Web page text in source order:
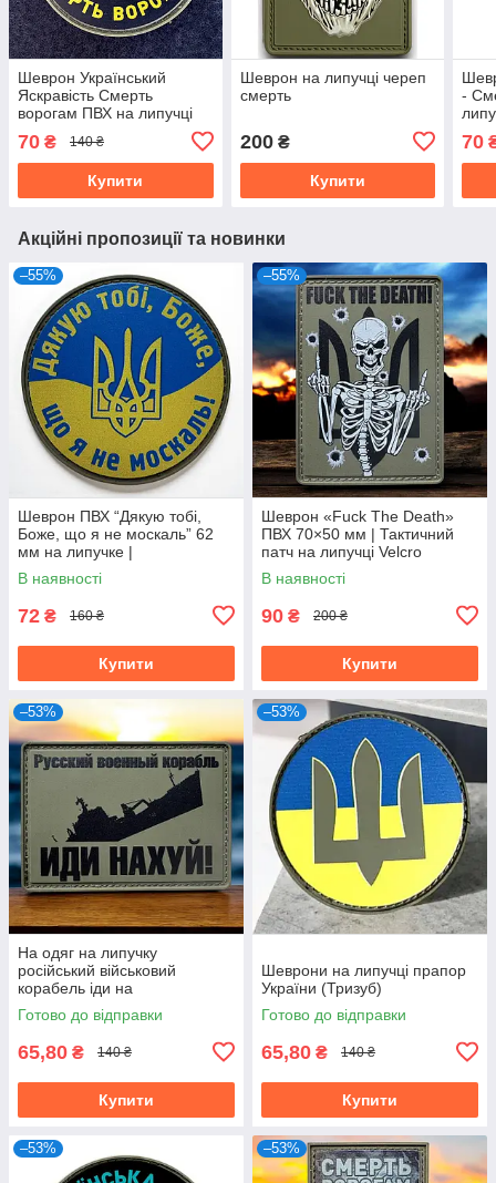
Шеврон Український
Яскравість Смерть
ворогам ПВХ на липучці
70 ₴ 140 ₴
Купити
Шеврон на липучці череп
смерть
200₴
Купити
-
70
Акційні пропозиції та новинки
–55%
Шеврон ПВХ “Дякую тобі,
Боже, що я не москаль” 62
мм на липучке |
Патриотический патч
Украина
В наявності
72 ₴ 160 ₴
Купити
–55%
Шеврон «Fuck The Death»
ПВХ 70×50 мм | Тактичний
патч на липучці Velcro
В наявності
90 ₴ 200 ₴
Купити
–53%
На одяг на липучку
російський військовий
корабель іди на
Готово до відправки
65,80 ₴ 140 ₴
Купити
–53%
Шеврони на липучці прапор
України (Тризуб)
Готово до відправки
65,80 ₴ 140 ₴
Купити
–53% –53%